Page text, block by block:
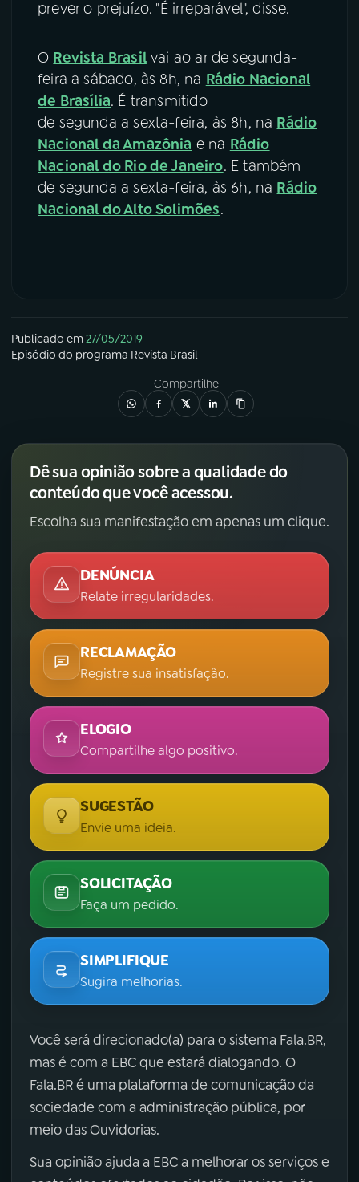
prever o prejuízo. "É irreparável", disse.
O Revista Brasilvai ao ar de segunda-
feira a sábado, às 8h, na Rádio Nacional
de Brasília. É transmitido
de segunda a sexta-feira, às 8h, na Rádio
Nacional da Amazônia e na Rádio
Nacional do Rio de Janeiro. E também
de segunda a sexta-feira, às 6h, na Rádio
Nacional do Alto Solimões.
Publicado em27/05/2019
Episódio do programa Revista Brasil
Compartilhe
Dê sua opinião sobre a qualidade do
conteúdo que você acessou.
Escolha sua manifestação em apenas um clique.
DENÚNCIA
Relate irregularidades.
RECLAMAÇÃO
Registre sua insatisfação.
ELOGIO
Compartilhe algo positivo.
SUGESTÃO
Envie uma ideia.
SOLICITAÇÃO
Faça um pedido.
SIMPLIFIQUE
Sugira melhorias.
Você será direcionado(a) para o sistema Fala.BR,
mas é com a EBC que estará dialogando. O
Fala.BR é uma plataforma de comunicação da
sociedade com a administração pública, por
meio das Ouvidorias.
Sua opinião ajuda a EBC a melhorar os serviços e